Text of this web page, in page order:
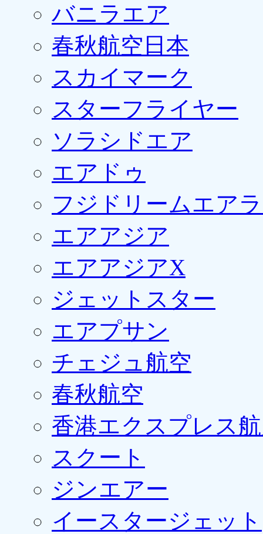
バニラエア
春秋航空日本
スカイマーク
スターフライヤー
ソラシドエア
エアドゥ
フジドリームエア
エアアジア
エアアジアX
ジェットスター
エアプサン
チェジュ航空
春秋航空
香港エクスプレス
スクート
ジンエアー
イースタージェット